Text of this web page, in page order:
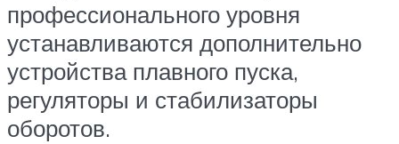
профессионального уровня
устанавливаются дополнительно
устройства плавного пуска,
регуляторы и стабилизаторы
оборотов.